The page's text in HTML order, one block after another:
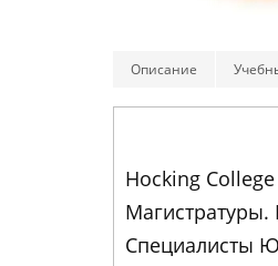
Описание
Hocking
Специалисты